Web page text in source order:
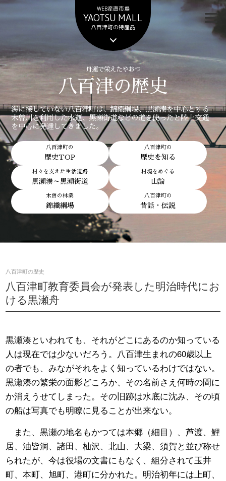
WEB産直市場
YAOTSU MALL
八百津町の特産品
舟運で栄えたやおつ
八百津の歴史
海に接していない八百津町は、錦織綱場、黒瀬湊を中心とする
木曽川を利用した水運、黒瀬街道などの道を使ったと陸上交通
を中心に発達してきました。
八百津町の
歴史TOP
八百津町の
歴史を知る
村々を支えた生活道路
黒瀬湊～黒瀬街道
村境をめぐる
山論
木曽の林業
錦織綱場
八百津町の
昔話・伝説
八百津町の歴史
八百津町教育委員会が発表した明治時代にお
ける黒瀬舟
黒瀬湊といわれても、それがどこにあるのか知っている
人は現在では少ないだろう。八百津生まれの60歳以上
の者でも、みながそれをよく知っているわけではない。
黒瀬湊の繁栄の面影どころか、その名前さえ何時の間に
か消えうせてしまった。その旧跡は水底に沈み、その頃
の船は写真でも明瞭に見ることが出来ない。
また、黒瀬の地名もかつては本郷（細目）、芦渡、鯉
居、油皆洞、諸田、杣沢、北山、大梁、須賀と並び称せ
られたが、今は役場の文書にもなく、組分されて玉井
町、本町、旭町、港町に分かれた。明治初年には上町、